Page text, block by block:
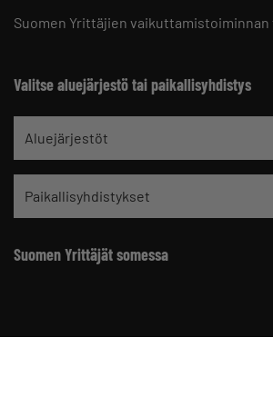
Suomen Yrittäjien
Valitse aluejärjestö tai paikallisyhdistys
Aluejärjestöt
Paikallisyhdistykset
Suomen Yrittäjät somessa